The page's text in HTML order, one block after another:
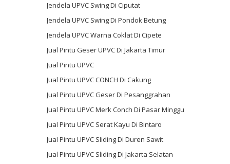
Jendela UPVC Swing Di Ciputat
Jendela UPVC Swing Di Pondok Betung
Jendela UPVC Warna Coklat Di Cipete
Jual Pintu Geser UPVC Di Jakarta Timur
Jual Pintu UPVC
Jual Pintu UPVC CONCH Di Cakung
Jual Pintu UPVC Geser Di Pesanggrahan
Jual Pintu UPVC Merk Conch Di Pasar Minggu
Jual Pintu UPVC Serat Kayu Di Bintaro
Jual Pintu UPVC Sliding Di Duren Sawit
Jual Pintu UPVC Sliding Di Jakarta Selatan